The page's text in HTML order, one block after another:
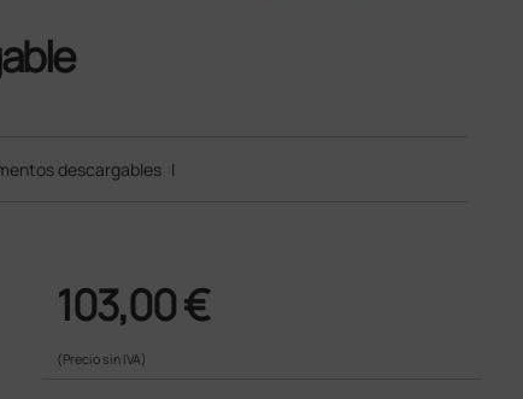
descargables |
103,00 €
(Precio sin IVA)